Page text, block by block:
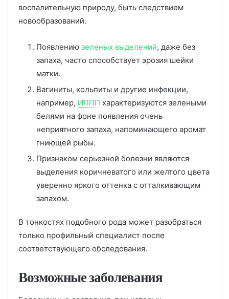
воспалительную природу, быть следствием
новообразований.
Появлению зеленых выделений, даже без
запаха, часто способствует эрозия шейки
матки.
Вагиниты, кольпиты и другие инфекции,
например, ИППП характеризуются зелеными
белями на фоне появления очень
неприятного запаха, напоминающего аромат
гниющей рыбы.
Признаком серьезной болезни являются
выделения коричневатого или желтого цвета
уверенно яркого оттенка с отталкивающим
запахом.
В тонкостях подобного рода может разобраться
только профильный специалист после
соответствующего обследования.
Возможные заболевания